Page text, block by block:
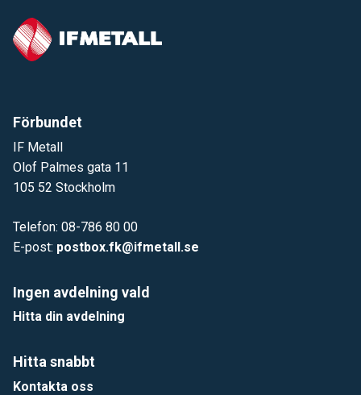
Förbundet
IF Metall
Olof Palmes gata 11
105 52 Stockholm
Telefon: 08-786 80 00
E-post: postbox.fk@ifmetall.se
Ingen avdelning vald
Hitta din avdelning
Hitta snabbt
Kontakta oss